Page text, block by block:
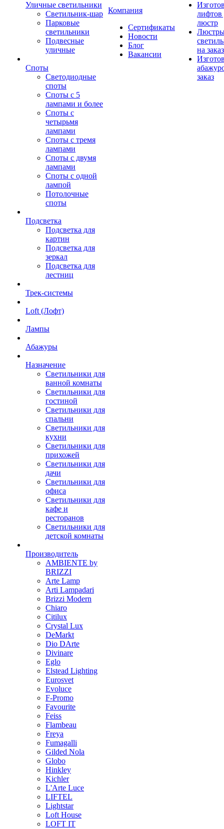
Уличные светильники
Светильник-шар
Парковые
светильники
Подвесные
уличные
Споты
Светодиодные
споты
Споты с 5
лампами и более
Споты с
четырьмя
лампами
Споты с тремя
лампами
Споты с двумя
лампами
Споты с одной
лампой
Потолочные
споты
Подсветка
Подсветка для
картин
Подсветка для
зеркал
Подсветка для
лестниц
Трек-системы
Loft (Лофт)
Лампы
Абажуры
Назначение
Светильники для
ванной комнаты
Светильники для
гостиной
Светильники для
спальни
Светильники для
кухни
Светильники для
прихожей
Светильники для
дачи
Светильники для
офиса
Светильники для
кафе и
ресторанов
Светильники для
детской комнаты
Производитель
AMBIENTE by
BRIZZI
Arte Lamp
Arti Lampadari
Brizzi Modern
Chiaro
Citilux
Crystal Lux
DeMarkt
Dio DArte
Divinare
Eglo
Elstead Lighting
Eurosvet
Evoluce
F-Promo
Favourite
Feiss
Flambeau
Freya
Fumagalli
Gilded Nola
Globo
Hinkley
Kichler
L'Arte Luce
LIFTEL
Lightstar
Loft House
LOFT IT
Компания
Сертификаты
Новости
Блог
Вакансии
лифтов
люстр
на заказ
заказ